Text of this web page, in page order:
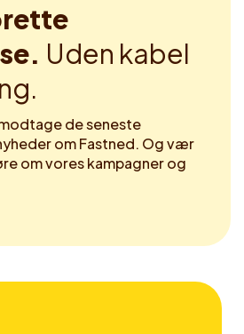
Uden kabel
de seneste
om Fastned. Og vær
om vores kampagner og